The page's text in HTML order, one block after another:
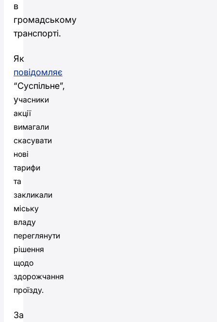
в
громадському
транспорті.
Як
повідомляє
“Суспільне”,
учасники
акції
вимагали
скасувати
нові
тарифи
та
закликали
міську
владу
переглянути
рішення
щодо
здорожчання
проїзду.
За